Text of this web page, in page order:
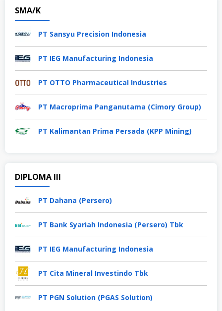
SMA/K
PT Sansyu Precision Indonesia
PT IEG Manufacturing Indonesia
PT OTTO Pharmaceutical Industries
PT Macroprima Panganutama (Cimory Group)
PT Kalimantan Prima Persada (KPP Mining)
DIPLOMA III
PT Dahana (Persero)
PT Bank Syariah Indonesia (Persero) Tbk
PT IEG Manufacturing Indonesia
PT Cita Mineral Investindo Tbk
PT PGN Solution (PGAS Solution)